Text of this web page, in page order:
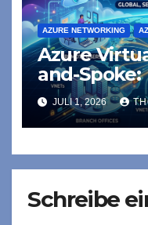
AZURE NETWORKING
Azure
and-Spoke:
JULI 1, 2026
Schreibe